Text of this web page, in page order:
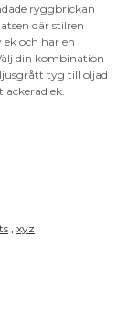
ryggbrickan
där stilren
och har en
din kombination
tyg till oljad
ek.
,xyz